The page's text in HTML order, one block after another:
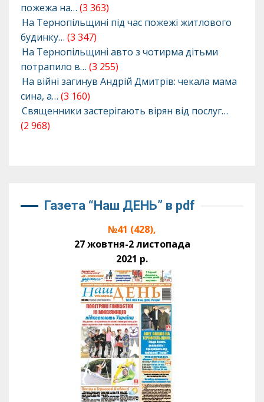
пожежа на… (3 363)
На Тернопільщині під час пожежі житлового
будинку… (3 347)
На Тернопільщині авто з чотирма дітьми
потрапило в… (3 255)
На війні загинув Андрій Дмитрів: чекала мама
сина, а… (3 160)
Священники застерігають вірян від послуг…
(2 968)
Газета “Наш ДЕНЬ” в pdf
№41 (428),
27 жовтня-2 листопада
2021 р.